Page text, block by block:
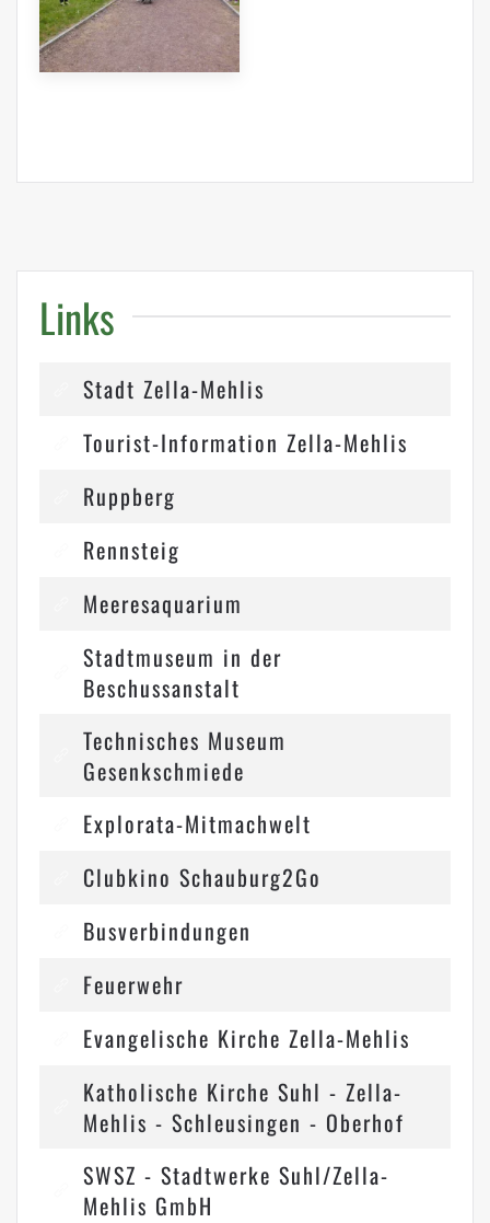
Links
Stadt Zella-Mehlis
Tourist-Information Zella-Mehlis
Ruppberg
Rennsteig
Meeresaquarium
Stadtmuseum in der
Beschussanstalt
Technisches Museum
Gesenkschmiede
Explorata-Mitmachwelt
Clubkino Schauburg2Go
Busverbindungen
Feuerwehr
Evangelische Kirche Zella-Mehlis
Katholische Kirche Suhl - Zella-
Mehlis - Schleusingen - Oberhof
SWSZ - Stadtwerke Suhl/Zella-
Mehlis GmbH